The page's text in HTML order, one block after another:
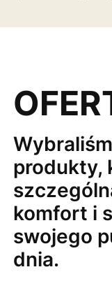
produkty,
komfort i
swojego
dnia.